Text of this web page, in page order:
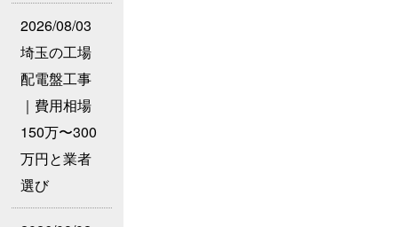
2026/08/03
埼玉の工場
配電盤工事
｜費用相場
150万〜300
万円と業者
選び